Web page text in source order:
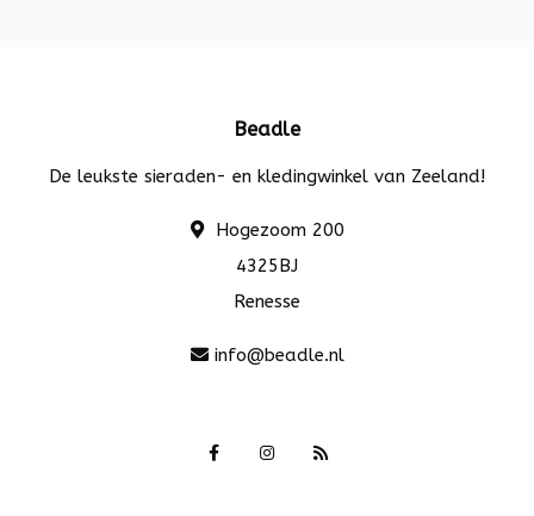
Beadle
De leukste sieraden- en kledingwinkel van Zeeland!
Hogezoom 200
4325BJ
Renesse
info@beadle.nl